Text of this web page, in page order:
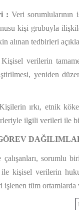
: Veri
kişi grubuyla
tedbirleri
Kişisel verilerin
yeniden
ırkı, etnik
ilgili verileri ile
sorumlu
kişisel verilerin
işlenen tüm